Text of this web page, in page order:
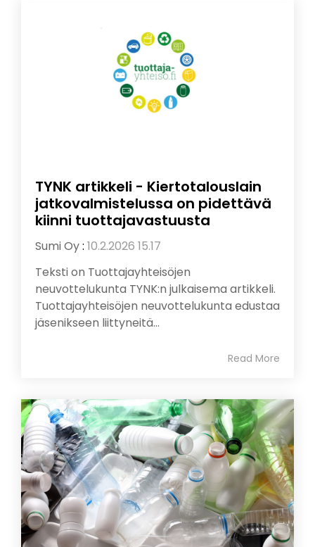
TYNK artikkeli - Kiertotalouslain
jatkovalmistelussa on pidettävä
kiinni tuottajavastuusta
Sumi Oy: 10.2.2026 15.17
Teksti on Tuottajayhteisöjen
neuvottelukunta TYNK:n julkaisema artikkeli.
Tuottajayhteisöjen neuvottelukunta edustaa
jäsenikseen liittyneitä...
Read More